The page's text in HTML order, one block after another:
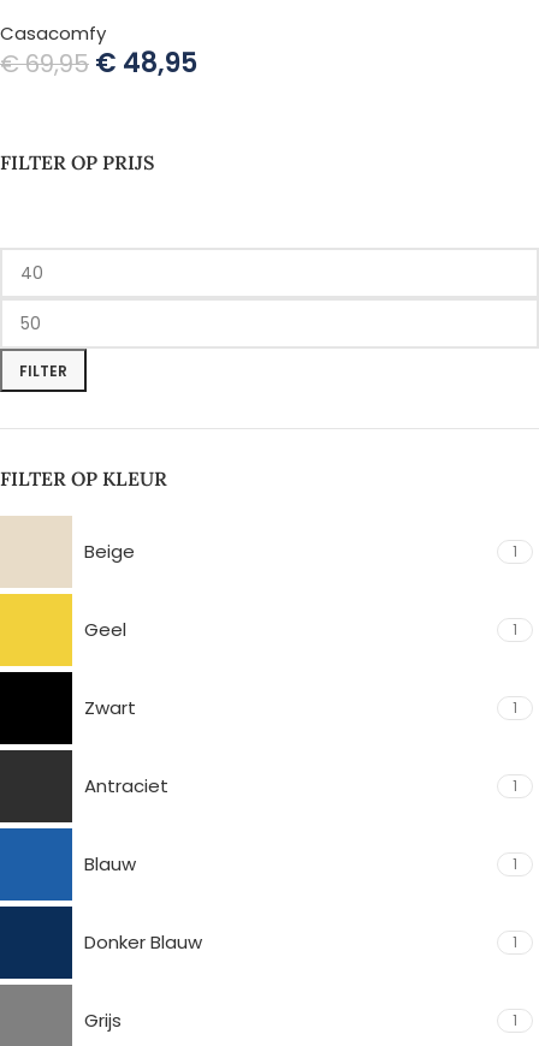
FILTER OP PRIJS
FILTER
FILTER OP KLEUR
Beige 1
Geel 1
Zwart 1
Antraciet 1
Blauw 1
Donker Blauw 1
Grijs 1
Casacomfy
€69,95 € 48,95